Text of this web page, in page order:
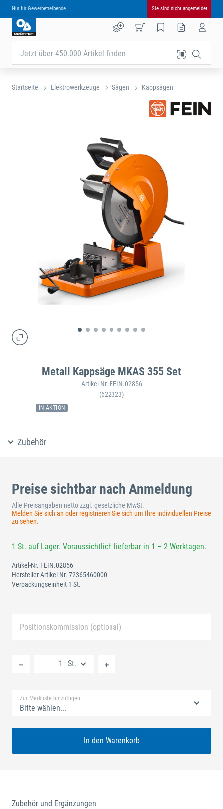
Nur für Gewerbetreibende Sie sind nicht angemeldet
Jetzt über 450.000 Artikel finden
Startseite Elektrowerkzeuge Sägen Kappsägen
Metall Kappsäge MKAS 355 Set
Artikel-Nr. FEIN.02856
(622323)
IN AKTION
Zubehör
Preise sichtbar nach Anmeldung
Alle Preisangaben netto zzgl. gesetzliche MwSt.
Melden Sie sich an oder registrieren Sie sich um Ihre individuellen Preise
zu sehen.
1 St. auf Lager. Voraussichtlich lieferbar in 1 – 2 Werktagen.
Artikel-Nr. FEIN.02856
Hersteller-Artikel-Nr. 72365460000
Verpackungseinheit 1 St.
Positionskommission (optional)
St.
Zur Merkliste hinzufügen
Bitte wählen...
In den Warenkorb
Zubehör und Ergänzungen